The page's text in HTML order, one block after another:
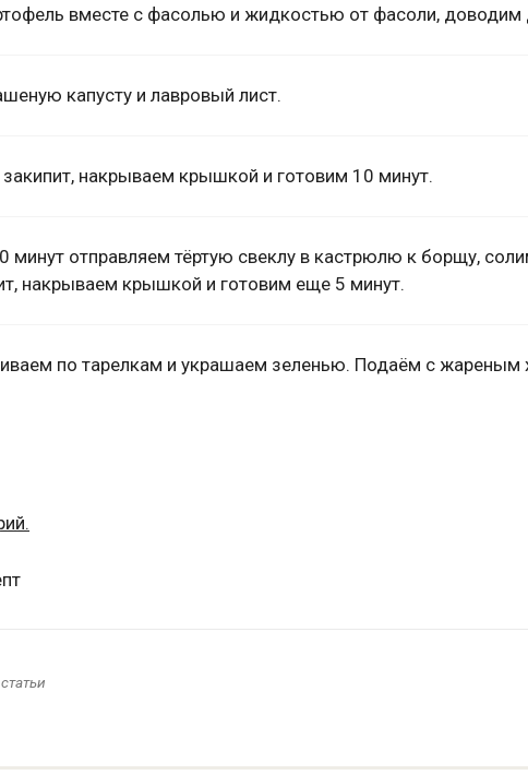
вместе с фасолью и жидкостью от фасоли, доводим
капусту и лавровый лист.
закипит, накрываем крышкой и готовим 10 минут.
минут отправляем тёртую свеклу в кастрюлю к борщу,
накрываем крышкой и готовим еще 5 минут.
по тарелкам и украшаем зеленью. Подаём с жареным